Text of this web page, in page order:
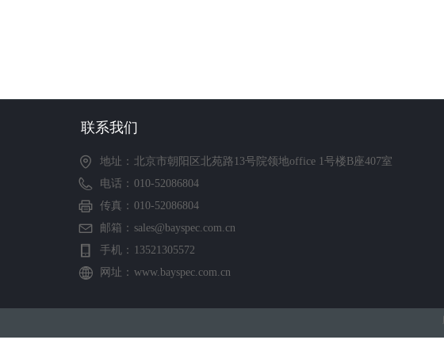
联系我们
地址： 北京市朝阳区北苑路13号院领地office 1号楼B座407室
电话： 010-52086804
传真： 010-52086804
邮箱： sales@bayspec.com.cn
手机： 13521305572
网址： www.bayspec.com.cn